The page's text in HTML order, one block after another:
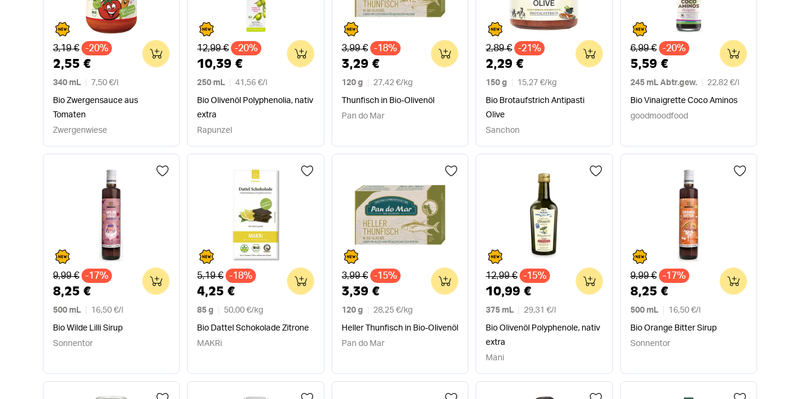
Alter Preis
3,19 € -20%
2,55 €
340 mL 7,50 €/
Bio Zwergensauce aus
Tomaten
0
Zwergenwiese
Alter Preis
12,99 € -20%
10,39 €
250 mL 41,56 €/
Bio Olivenöl Polyphenolia, nativ
extra
0
Rapunzel
Alter Preis
3,99 € -18%
3,29 €
120 g 27,42 €/kg
Thunfisch in Bio-Olivenöl
0
Pan do Mar
Alter Preis
2,89 € -21%
2,29 €
150 g 15,27 €/kg
Bio Brotaufstrich Antipasti
Olive
0
Sanchon
Alter Preis
6,99 € -20%
5,59 €
245 mL Abtr.gew. 22,82 €/l
Bio Vinaigrette Coco Aminos
0
goodmoodfood
Alter Preis
9,99 € -17%
8,25 €
500 mL 16,50 €/
Bio Wilde Lilli Sirup
0
Sonnentor
Alter Preis
5,19 € -18%
4,25 €
85 g 50,00 €/kg
Bio Dattel Schokolade Zitrone
0
MAKRi
Alter Preis
3,99 € -15%
3,39 €
120 g 28,25 €/kg
Heller Thunfisch in Bio-Olivenöl
0
Pan do Mar
Alter Preis
12,99 € -15%
10,99 €
375 mL 29,31 €/
Bio Olivenöl Polyphenole, nativ
extra
0
Mani
Alter Preis
9,99 € -17%
8,25 €
500 mL 16,50 €/l
Bio Orange Bitter Sirup
0
Sonnentor